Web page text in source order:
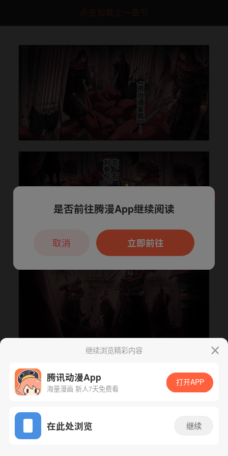
点击加载上一章节
App免费看
下一话 腾漫App免费看
继续浏览精彩内容
腾讯动漫App
海量漫画 新人7天免费看
打开APP
在此处浏览 继续
本章节仅支持App阅读，可打开App新用
户7天免费看
是否前往腾漫App继续阅读
立即前往
取消